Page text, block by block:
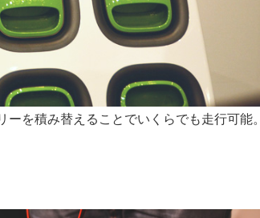
を積み替えることでいくらでも走行可能。